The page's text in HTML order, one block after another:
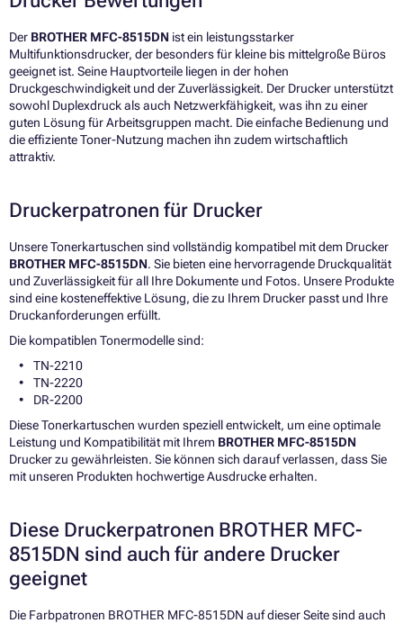
Der BROTHER MFC-8515DN ist ein leistungsstarker
Multifunktionsdrucker, der besonders für kleine bis mittelgroße Büros
geeignet ist. Seine Hauptvorteile liegen in der hohen
Druckgeschwindigkeit und der Zuverlässigkeit. Der Drucker unterstützt
sowohl Duplexdruck als auch Netzwerkfähigkeit, was ihn zu einer
guten Lösung für Arbeitsgruppen macht. Die einfache Bedienung und
die effiziente Toner-Nutzung machen ihn zudem wirtschaftlich
attraktiv.
Druckerpatronen für Drucker
Unsere Tonerkartuschen sind vollständig kompatibel mit dem Drucker
BROTHER MFC-8515DN. Sie bieten eine hervorragende Druckqualität
und Zuverlässigkeit für all Ihre Dokumente und Fotos. Unsere Produkte
sind eine kosteneffektive Lösung, die zu Ihrem Drucker passt und Ihre
Druckanforderungen erfüllt.
Die kompatiblen Tonermodelle sind:
TN-2210
TN-2220
DR-2200
Diese Tonerkartuschen wurden speziell entwickelt, um eine optimale
Leistung und Kompatibilität mit Ihrem BROTHER MFC-8515DN
Drucker zu gewährleisten. Sie können sich darauf verlassen, dass Sie
mit unseren Produkten hochwertige Ausdrucke erhalten.
Diese Druckerpatronen BROTHER MFC-
8515DN sind auch für andere Drucker
geeignet
Die Farbpatronen BROTHER MFC-8515DN auf dieser Seite sind auch